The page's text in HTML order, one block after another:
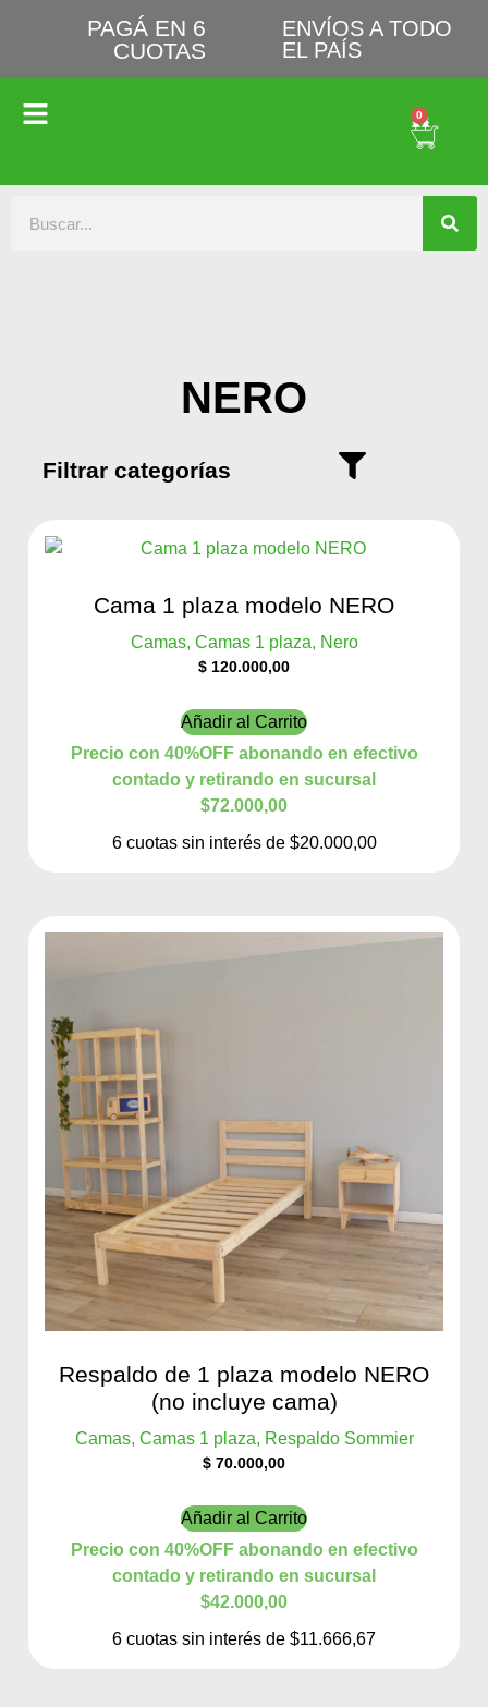
PAGÁ EN 6
CUOTAS
ENVÍOS A TODO
EL PAÍS
0
NERO
Filtrar categorías
Cama 1 plaza modelo NERO
Camas, Camas 1 plaza, Nero
$ 120.000,00
Añadir al Carrito
Precio con 40%OFF abonando en efectivo
contado y retirando en sucursal
$72.000,00
6 cuotas sin interés de $20.000,00
Respaldo de 1 plaza modelo NERO
(no incluye cama)
Camas, Camas 1 plaza, Respaldo Sommier
$ 70.000,00
Añadir al Carrito
Precio con 40%OFF abonando en efectivo
contado y retirando en sucursal
$42.000,00
6 cuotas sin interés de $11.666,67